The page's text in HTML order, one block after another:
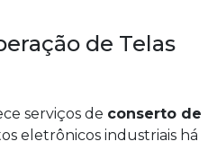
de Telas
serviços de conserto de
eletrônicos industriais há